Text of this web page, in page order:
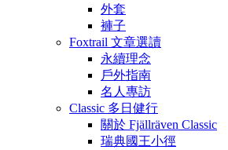
外套
褲子
Foxtrail 文章選讀
永續理念
戶外指南
名人專訪
Classic 多日健行
關於 Fjällräven Classic
瑞典國王小徑